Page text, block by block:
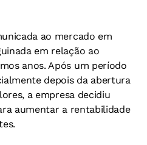
ao mercado em
em relação ao
anos. Após um período
depois da abertura
a empresa decidiu
aumentar a rentabilidade